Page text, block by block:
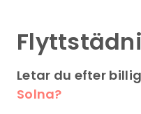
Letar du efter
Solna?